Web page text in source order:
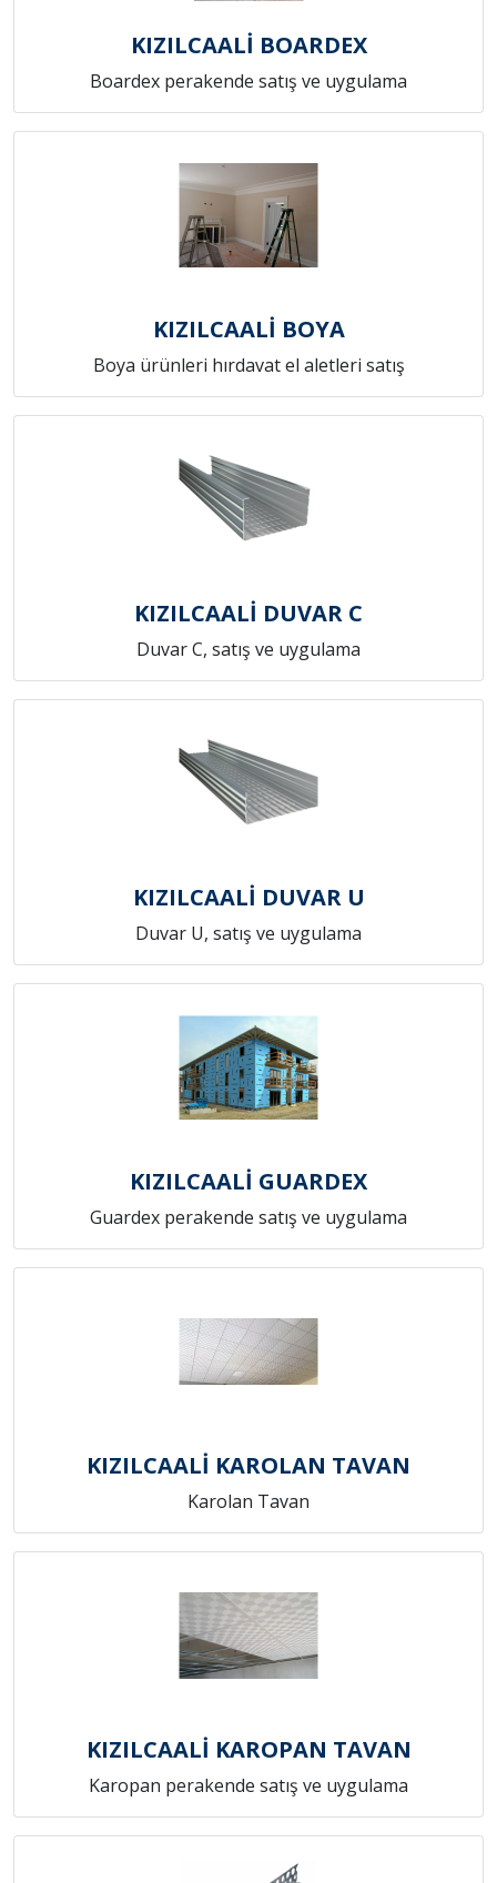
KIZILCAALİ BOARDEX
Boardex perakende satış ve uygulama
KIZILCAALİ BOYA
Boya ürünleri hırdavat el aletleri satış
KIZILCAALİ DUVAR C
Duvar C, satış ve uygulama
KIZILCAALİ DUVAR U
Duvar U, satış ve uygulama
KIZILCAALİ GUARDEX
Guardex perakende satış ve uygulama
KIZILCAALİ KAROLAN TAVAN
Karolan Tavan
KIZILCAALİ KAROPAN TAVAN
Karopan perakende satış ve uygulama